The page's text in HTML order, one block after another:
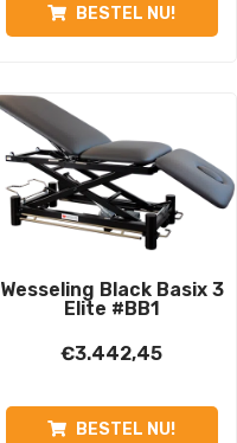
BESTEL NU!
Wesseling Black Basix 3
Elite #BB1
€3.442,45
BESTEL NU!